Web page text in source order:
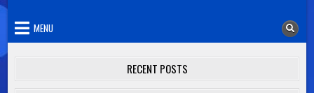
MENU
RECENT POSTS